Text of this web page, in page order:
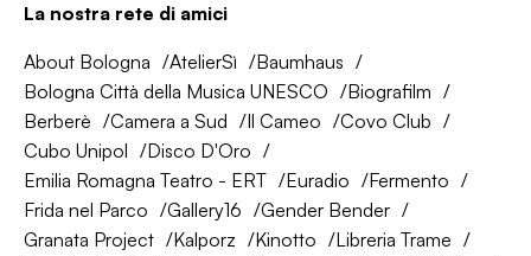
La nostra rete di amici
About Bologna AtelierSì
Baumhaus
Bologna Città della Musica UNESCO
Biografilm
Berberè
Camera a Sud Il Cameo
Covo Club
Cubo Unipol
Disco D'Oro
Emilia Romagna Teatro - ERT
Euradio
Fermento
Frida nel Parco
Gallery16
Gender Bender
Granata Project
Kalporz Kinotto
Libreria Trame